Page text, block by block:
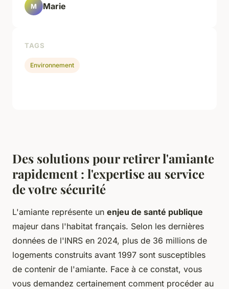
Des solutions pour retirer l'amiante
rapidement : l'expertise au service
de votre sécurité
L'amiante représente un enjeu de santé publique
majeur dans l'habitat français. Selon les dernières
données de l'INRS en 2024, plus de 36 millions de
logements construits avant 1997 sont susceptibles
de contenir de l'amiante. Face à ce constat, vous
vous demandez certainement comment procéder au
M Marie
TAGS
Environnement